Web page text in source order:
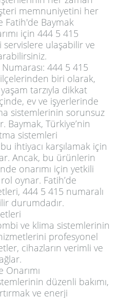
memnuniyetini her
Fatih'de Baymak
için 444 5 415
ulaşabilir ve
444 5 415
biri olarak,
tarzıyla dikkat
ev ve işyerlerinde
sistemlerinin sorunsuz
Baymak, Türkiye’nin
sistemleri
ihtiyacı karşılamak için
Ancak, bu ürünlerin
onarımı için yetkili
oynar. Fatih’de
444 5 415 numaralı
durumdadır.
ve klima sistemlerinin
profesyonel
cihazların verimli ve
Onarımı
düzenli bakımı,
ve enerji